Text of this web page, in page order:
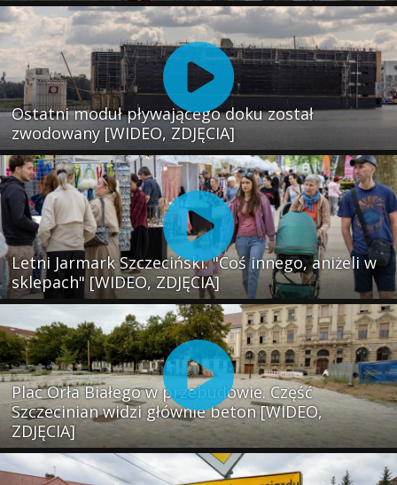
Ostatni moduł pływającego doku został
zwodowany [WIDEO, ZDJĘCIA]
Letni Jarmark Szczeciński. "Coś innego, aniżeli w
sklepach" [WIDEO, ZDJĘCIA]
Plac Orła Białego w przebudowie. Część
Szczecinian widzi głównie beton [WIDEO,
ZDJĘCIA]